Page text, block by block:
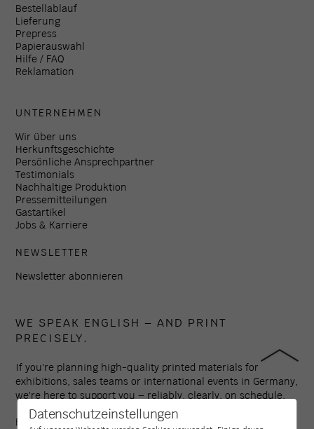
Bestellablauf
Lieferung
Prepress
Papierauswahl
Hilfe / FAQ
Reklamation
UNTERNEHMEN
Wir über uns
Herkunftsgeschichte
Persönliche Ansprechpartner
Testimonials
Nachhaltige Produktion
Pressemitteilungen
Gastartikel
Jobs & Karriere
NEWSLETTER
Newsletter abonnieren
WE SPEAK ENGLISH – AND PRINT
PRECISELY.
If you're planning high-quality printed materials for
exhibitions, sales teams or international events in Germany,
we're here to support you – reliably, clearly, on schedule.
Established in 1994, Colour Connection is one of the leading
Datenschutzeinstellungen